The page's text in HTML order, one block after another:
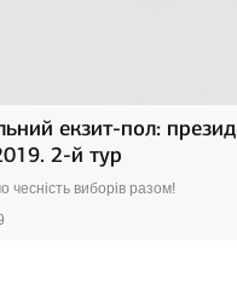
екзит-пол:
2-й тур
чесність виборів разом!